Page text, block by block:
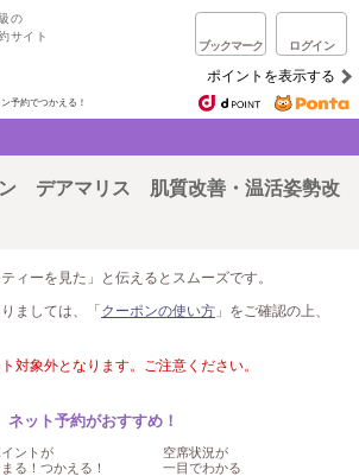
の
サイト
ブックマーク ログイン
ポイントを表示する
予約でつかえる！
ン デアマリス 肌質改善・温活姿勢改
ィーを見た」と伝えるとスムーズです。
ましては、「 クーポンの使い方 」をご確認の上、
対象外となります。ご注意ください。
ネット予約がおすすめ！
イントが
る！つかえる！
空席状況が
一目でわかる